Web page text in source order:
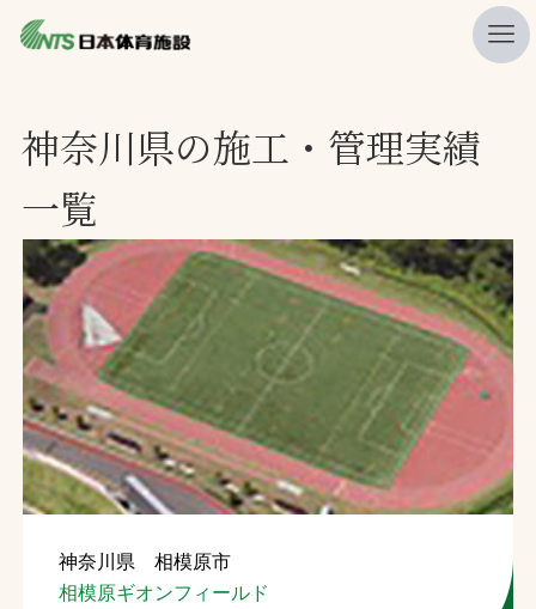
ニュース
プレスリリース
レポート
製品・サービス一覧
施工・管理実績一覧
会社概要
採用情報
検索
お問合せ
神奈川県の施工・管理実績
一覧
神奈川県 相模原市
相模原ギオンフィールド